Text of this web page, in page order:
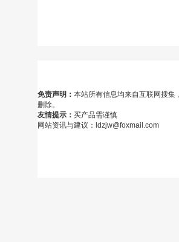
免责声明： 本站所有信息均来自互联网搜集
删除。
友情提示： 买产品需谨慎
网站资讯与建议：ldzjw@foxmail.com